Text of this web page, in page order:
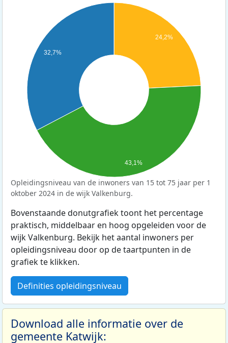
24,2%
32,7%
43,1%
Opleidingsniveau van de inwoners van 15 tot 75 jaar per 1
oktober 2024 in de wijk Valkenburg.
Bovenstaande donutgrafiek toont het percentage
praktisch, middelbaar en hoog opgeleiden voor de
wijk Valkenburg. Bekijk het aantal inwoners per
opleidingsniveau door op de taartpunten in de
grafiek te klikken.
Definities opleidingsniveau
Download alle informatie over de
gemeente Katwijk: